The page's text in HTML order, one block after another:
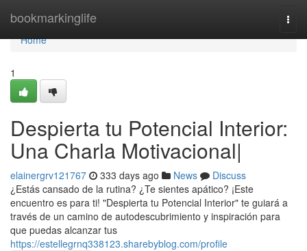
bookmarkinglife
Home
Home
1
Despierta tu Potencial Interior:
Una Charla Motivacional|
elainergrv121767 333 days ago News
Discuss
¿Estás cansado de la rutina? ¿Te sientes apático? ¡Este
encuentro es para ti! "Despierta tu Potencial Interior" te guiará a
través de un camino de autodescubrimiento y inspiración para
que puedas alcanzar tus
https://estellegrnq338123.sharebyblog.com/profile